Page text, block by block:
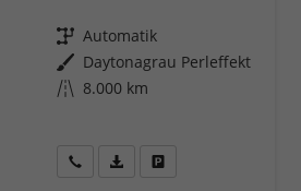
Getriebe Automatik
Außenfarbe Daytonagrau Perleffekt
Kilometerstand 8.000 km
Wir rufen Sie anFahrzeugexposé (PDF)